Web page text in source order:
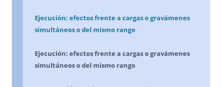
Ejecución: efectos frente a cargas o gravámenes
simultáneos o del mismo rango
Ejecución: efectos frente a cargas o gravámenes
simultáneos o del mismo rango